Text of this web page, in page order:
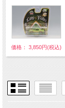
価格： 3,850円(税込)